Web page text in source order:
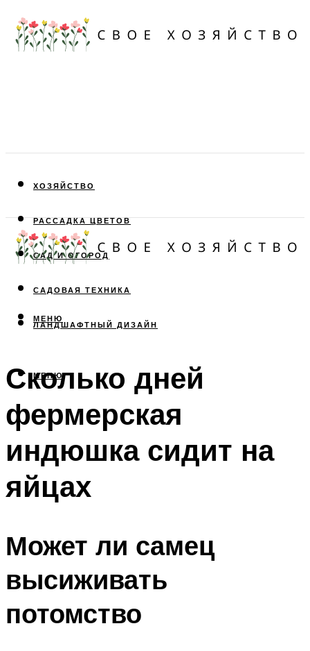
ХОЗЯЙСТВО
РАССАДКА ЦВЕТОВ
САД И ОГОРОД
САДОВАЯ ТЕХНИКА
ЛАНДШАФТНЫЙ ДИЗАЙН
МЕНЮ
МЕНЮ
Сколько дней
фермерская
индюшка сидит на
яйцах
Может ли самец
высиживать
потомство